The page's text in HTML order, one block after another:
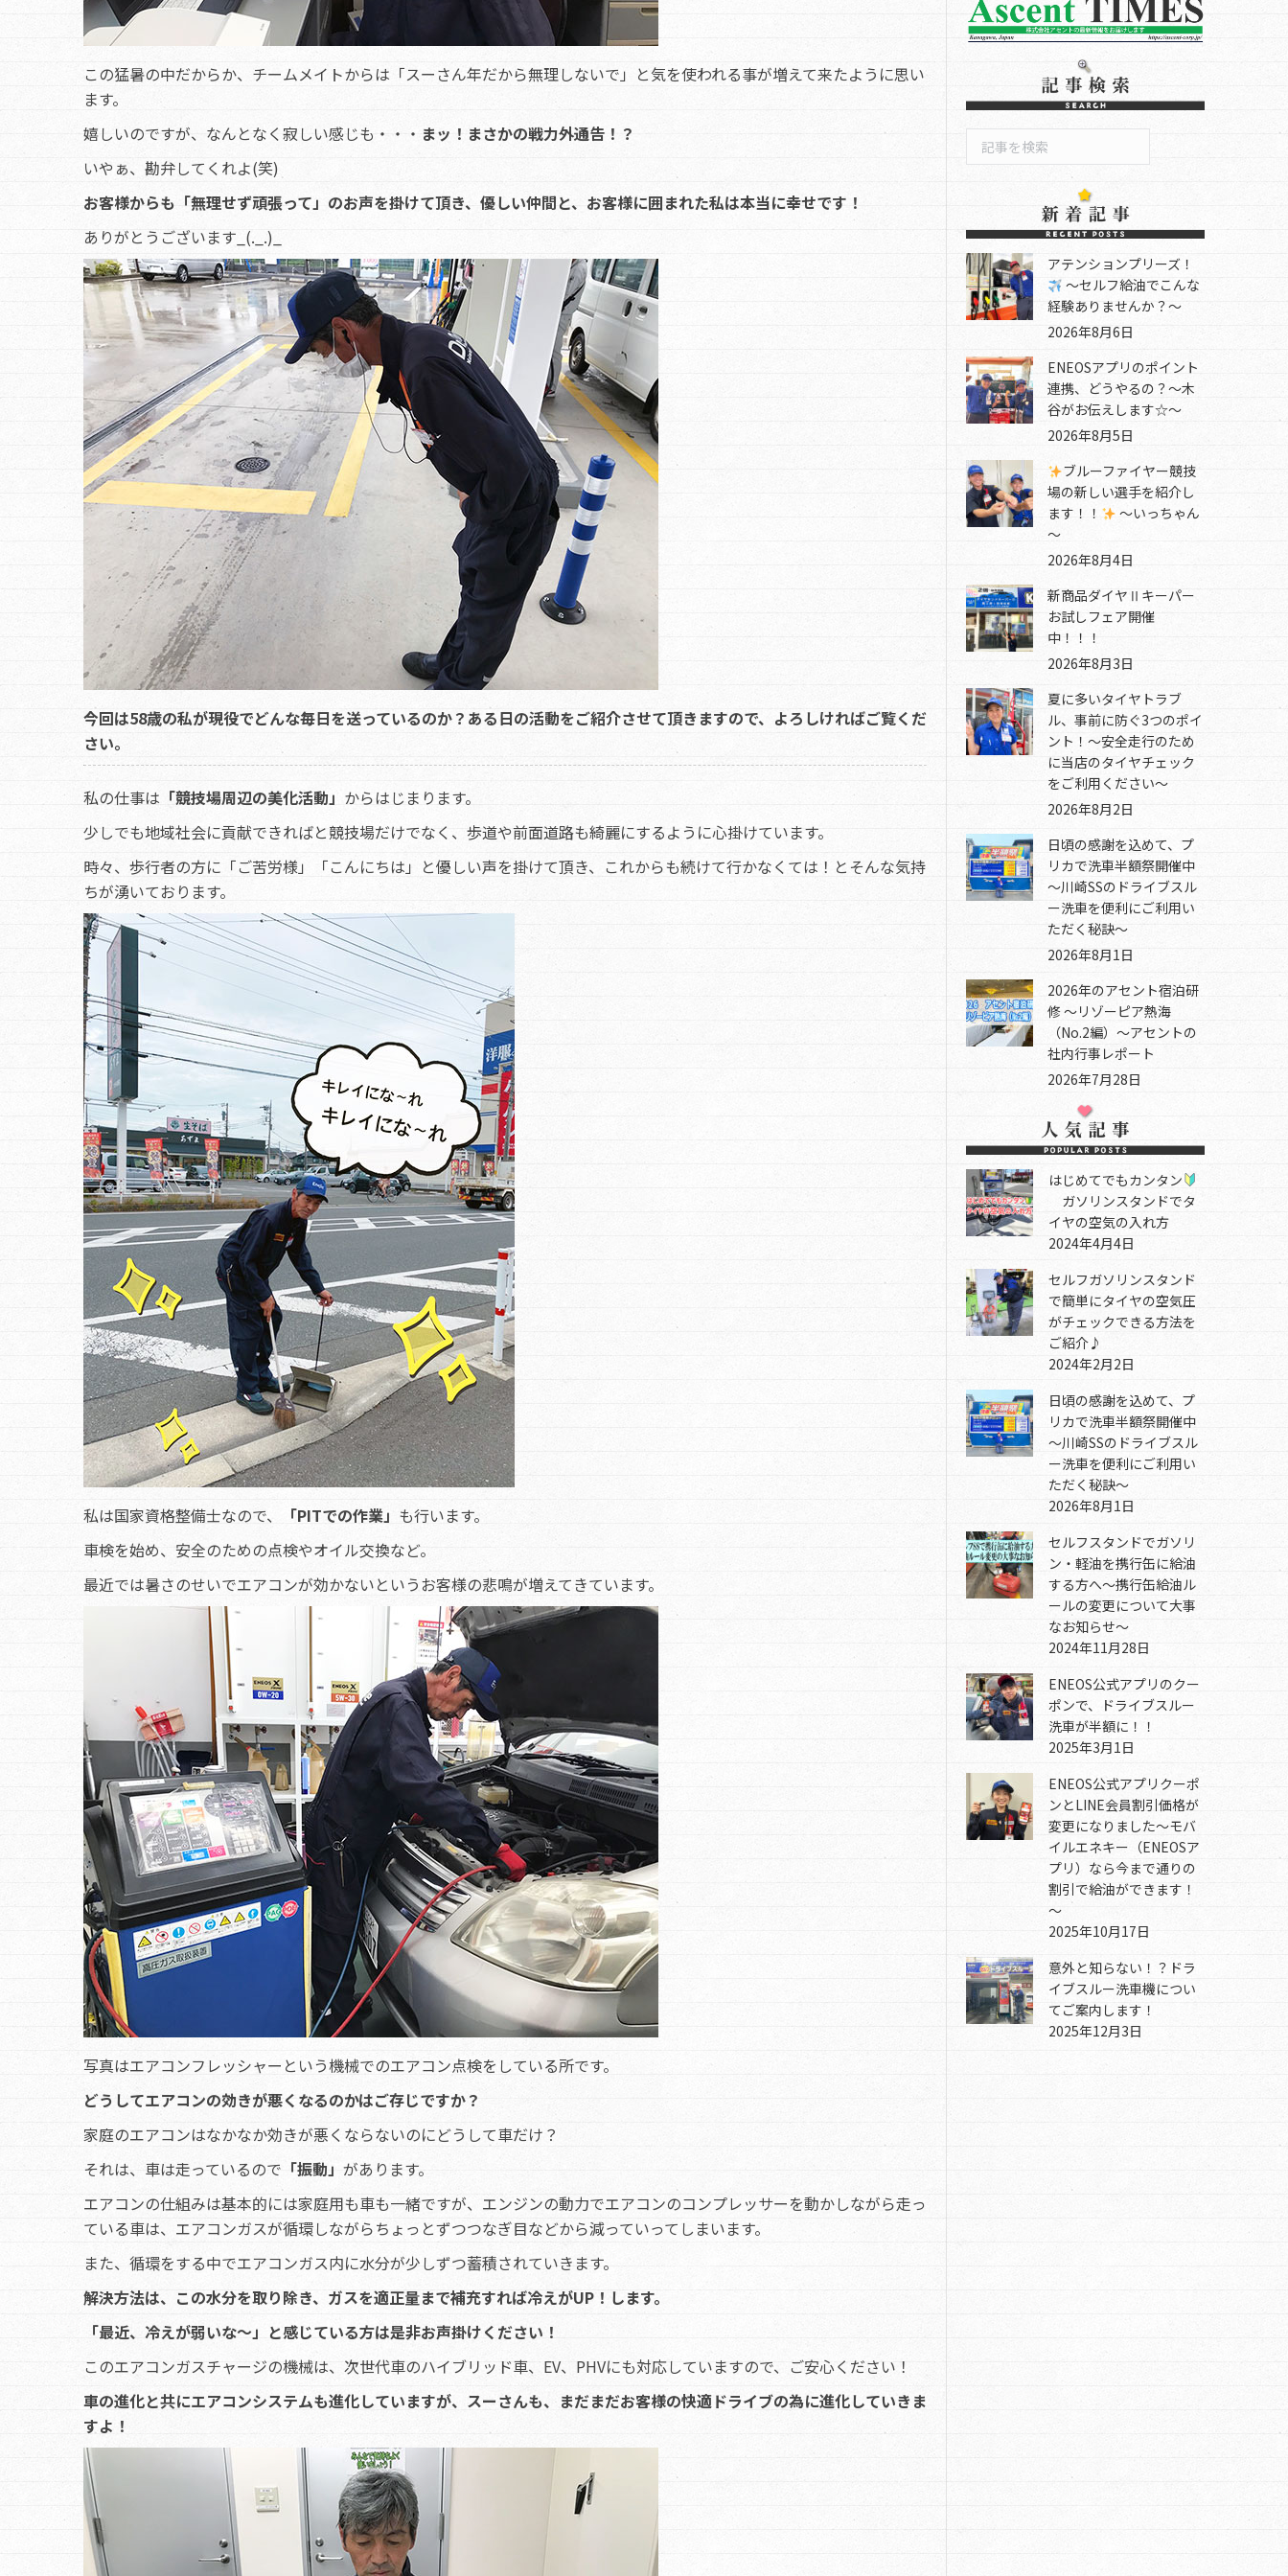
この猛暑の中だからか、チームメイトからは「スーさん年だから無理しないで」と気を使われる事が増えて来たように思い
ます。
嬉しいのですが、なんとなく寂しい感じも・・・ まッ！まさかの戦力外通告！？
いやぁ、勘弁してくれよ(笑)
お客様からも「無理せず頑張って」のお声を掛けて頂き、優しい仲間と、お客様に囲まれた私は本当に幸せです！
ありがとうございます_(._.)_
今回は58歳の私が現役でどんな毎日を送っているのか？ある日の活動をご紹介させて頂きますので、よろしければご覧くだ
さい。
私の仕事は 「競技場周辺の美化活動」 からはじまります。
少しでも地域社会に貢献できればと競技場だけでなく、歩道や前面道路も綺麗にするように心掛けています。
時々、歩行者の方に「ご苦労様」「こんにちは」と優しい声を掛けて頂き、これからも続けて行かなくては！とそんな気持
ちが湧いております。
私は国家資格整備士なので、 「PITでの作業」 も行います。
車検を始め、安全のための点検やオイル交換など。
最近では暑さのせいでエアコンが効かないというお客様の悲鳴が増えてきています。
写真はエアコンフレッシャーという機械でのエアコン点検をしている所です。
どうしてエアコンの効きが悪くなるのかはご存じですか？
家庭のエアコンはなかなか効きが悪くならないのにどうして車だけ？
それは、車は走っているので 「振動」 があります。
エアコンの仕組みは基本的には家庭用も車も一緒ですが、エンジンの動力でエアコンのコンプレッサーを動かしながら走っ
ている車は、エアコンガスが循環しながらちょっとずつつなぎ目などから減っていってしまいます。
また、循環をする中でエアコンガス内に水分が少しずつ蓄積されていきます。
解決方法は、この水分を取り除き、ガスを適正量まで補充すれば冷えがUP！します。
「最近、冷えが弱いな～」と感じている方は是非お声掛けください！
このエアコンガスチャージの機械は、次世代車のハイブリッド車、EV、PHVにも対応していますので、ご安心ください！
車の進化と共にエアコンシステムも進化していますが、スーさんも、まだまだお客様の快適ドライブの為に進化していきま
すよ！
索
アテンションプリーズ！
～セルフ給油でこんな
経験ありませんか？～
2026年8月6日
ENEOSアプリのポイント
連携、どうやるの？～木
谷がお伝えします☆～
2026年8月5日
ブルーファイヤー競技
場の新しい選手を紹介し
ます！！
～いっちゃん
～
2026年8月4日
新商品ダイヤⅡキーパー
お試しフェア開催
中！！！
2026年8月3日
夏に多いタイヤトラブ
ル、事前に防ぐ3つのポイ
ント！～安全走行のため
に当店のタイヤチェック
をご利用ください～
2026年8月2日
日頃の感謝を込めて、プ
リカで洗車半額祭開催中
～川崎SSのドライブスル
ー洗車を便利にご利用い
ただく秘訣～
2026年8月1日
2026年のアセント宿泊研
修 ～リゾーピア熱海
（No.2編）～アセントの
社内行事レポート
2026年7月28日
はじめてでもカンタン
ガソリンスタンドでタ
イヤの空気の入れ方
2024年4月4日
セルフガソリンスタンド
で簡単にタイヤの空気圧
がチェックできる方法を
ご紹介♪
2024年2月2日
日頃の感謝を込めて、プ
リカで洗車半額祭開催中
～川崎SSのドライブスル
ー洗車を便利にご利用い
ただく秘訣～
2026年8月1日
セルフスタンドでガソリ
ン・軽油を携行缶に給油
する方へ～携行缶給油ル
ールの変更について大事
なお知らせ～
2024年11月28日
ENEOS公式アプリのクー
ポンで、ドライブスルー
洗車が半額に！！
2025年3月1日
ENEOS公式アプリクーポ
ンとLINE会員割引価格が
変更になりました～モバ
イルエネキー（ENEOSア
プリ）なら今まで通りの
割引で給油ができます！
～
2025年10月17日
意外と知らない！？ドラ
イブスルー洗車機につい
てご案内します！
2025年12月3日